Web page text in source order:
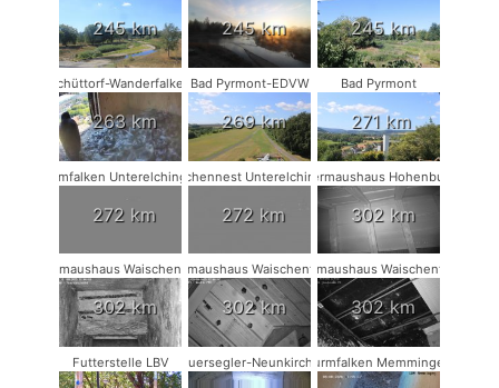
245 km 245 km 245 km
Schüttorf-Wanderfalken
263 km
Bad Pyrmont-EDVW
269 km
Bad Pyrmont
271 km
Turmfalken Unterelchingen
272 km
Storchennest Unterelchingen
272 km
Fledermaushaus Hohenburg #1
302 km
Fledermaushaus Waischenfeld #1
302 km
Fledermaushaus Waischenfeld #2
302 km
Fledermaushaus Waischenfeld #3
302 km
Futterstelle LBV Mauersegler-NeunkirchenTurmfalken Memmingen